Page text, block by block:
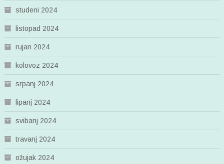
studeni 2024
listopad 2024
rujan 2024
kolovoz 2024
srpanj 2024
lipanj 2024
svibanj 2024
travanj 2024
ožujak 2024